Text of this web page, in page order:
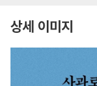
상세 이미지